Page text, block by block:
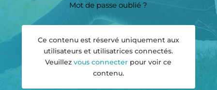
Mot de passe oublié ?
Ce contenu est réservé uniquement aux
utilisateurs et utilisatrices connectés.
Veuillezvous connecter pour voir ce
contenu.